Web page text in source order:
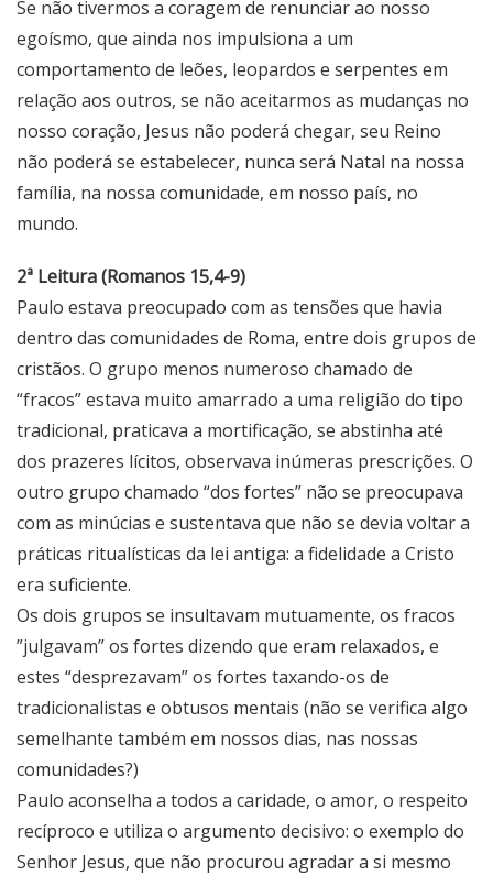
Se não tivermos a coragem de renunciar ao nosso
egoísmo, que ainda nos impulsiona a um
comportamento de leões, leopardos e serpentes em
relação aos outros, se não aceitarmos as mudanças no
nosso coração, Jesus não poderá chegar, seu Reino
não poderá se estabelecer, nunca será Natal na nossa
família, na nossa comunidade, em nosso país, no
mundo.
2ª Leitura (Romanos 15,4-9)
Paulo estava preocupado com as tensões que havia
dentro das comunidades de Roma, entre dois grupos de
cristãos. O grupo menos numeroso chamado de
“fracos” estava muito amarrado a uma religião do tipo
tradicional, praticava a mortificação, se abstinha até
dos prazeres lícitos, observava inúmeras prescrições. O
outro grupo chamado “dos fortes” não se preocupava
com as minúcias e sustentava que não se devia voltar a
práticas ritualísticas da lei antiga: a fidelidade a Cristo
era suficiente.
Os dois grupos se insultavam mutuamente, os fracos
”julgavam” os fortes dizendo que eram relaxados, e
estes “desprezavam” os fortes taxando-os de
tradicionalistas e obtusos mentais (não se verifica algo
semelhante também em nossos dias, nas nossas
comunidades?)
Paulo aconselha a todos a caridade, o amor, o respeito
recíproco e utiliza o argumento decisivo: o exemplo do
Senhor Jesus, que não procurou agradar a si mesmo